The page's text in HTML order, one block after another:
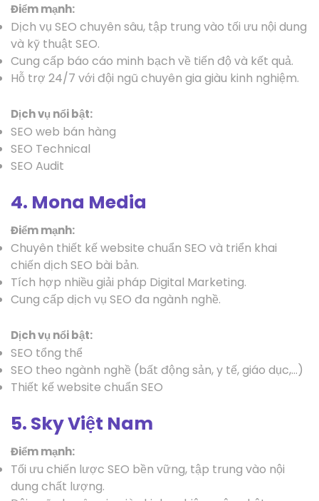
Điểm mạnh:
Dịch vụ SEO chuyên sâu, tập trung vào tối ưu nội dung
và kỹ thuật SEO.
Cung cấp báo cáo minh bạch về tiến độ và kết quả.
Hỗ trợ 24/7 với đội ngũ chuyên gia giàu kinh nghiệm.
Dịch vụ nổi bật:
SEO web bán hàng
SEO Technical
SEO Audit
4. Mona Media
Điểm mạnh:
Chuyên thiết kế website chuẩn SEO và triển khai
chiến dịch SEO bài bản.
Tích hợp nhiều giải pháp Digital Marketing.
Cung cấp dịch vụ SEO đa ngành nghề.
Dịch vụ nổi bật:
SEO tổng thể
SEO theo ngành nghề (bất động sản, y tế, giáo dục,…)
Thiết kế website chuẩn SEO
5. Sky Việt Nam
Điểm mạnh:
Tối ưu chiến lược SEO bền vững, tập trung vào nội
dung chất lượng.